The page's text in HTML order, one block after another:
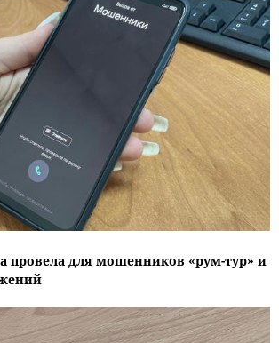
провела для мошенников «рум-тур» и